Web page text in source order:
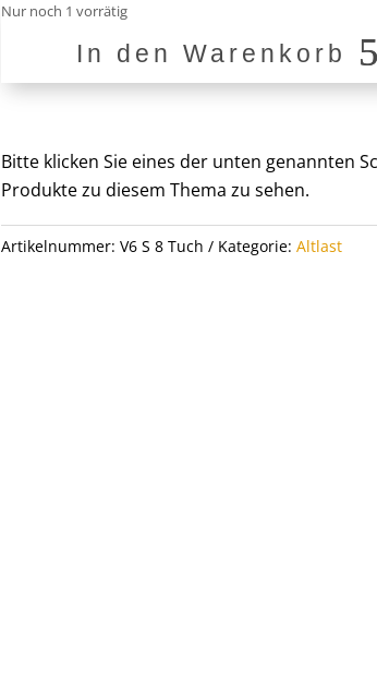
Nur noch 1 vorrätig
Menge
In den Warenkorb
Bitte klicken Sie eines der unten genannten
Produkte zu diesem Thema zu sehen.
Artikelnummer: V6 S 8 Tuch Kategorie: Altlast